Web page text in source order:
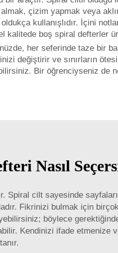
çizim yapmak veya
kullanışlıdır. İçini
kalitede boş spiral defterler
her seferinde taze bir
değiştirir ve sınırların
Bir öğrenciyseniz de
Nasıl
Spiral cilt sayesinde
Fikrinizi bulmak için
böylece gerektiğinde
Kendinizi ifade etmenize